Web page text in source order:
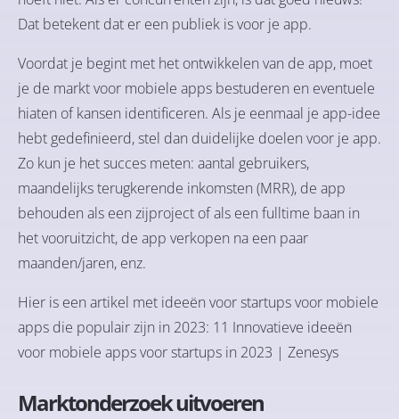
Dat betekent dat er een publiek is voor je app.
Voordat je begint met het ontwikkelen van de app, moet
je de markt voor mobiele apps bestuderen en eventuele
hiaten of kansen identificeren. Als je eenmaal je app-idee
hebt gedefinieerd, stel dan duidelijke doelen voor je app.
Zo kun je het succes meten: aantal gebruikers,
maandelijks terugkerende inkomsten (MRR), de app
behouden als een zijproject of als een fulltime baan in
het vooruitzicht, de app verkopen na een paar
maanden/jaren, enz.
Hier is een artikel met ideeën voor startups voor mobiele
apps die populair zijn in 2023: 11 Innovatieve ideeën
voor mobiele apps voor startups in 2023 | Zenesys
Marktonderzoek uitvoeren